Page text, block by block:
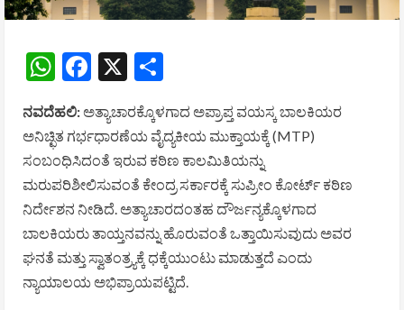
WhatsApp
Facebook
X
ನವದೆಹಲಿ: ಅತ್ಯಾಚಾರಕ್ಕೊಳಗಾದ ಅಪ್ರಾಪ್ತ ವಯಸ್ಕ ಬಾಲಕಿಯರ
ಅನಿಚ್ಛಿತ ಗರ್ಭಧಾರಣೆಯ ವೈದ್ಯಕೀಯ ಮುಕ್ತಾಯಕ್ಕೆ (MTP)
ಸಂಬಂಧಿಸಿದಂತೆ ಇರುವ ಕಠಿಣ ಕಾಲಮಿತಿಯನ್ನು
ಮರುಪರಿಶೀಲಿಸುವಂತೆ ಕೇಂದ್ರ ಸರ್ಕಾರಕ್ಕೆ ಸುಪ್ರೀಂ ಕೋರ್ಟ್ ಕಠಿಣ
ನಿರ್ದೇಶನ ನೀಡಿದೆ. ಅತ್ಯಾಚಾರದಂತಹ ದೌರ್ಜನ್ಯಕ್ಕೊಳಗಾದ
ಬಾಲಕಿಯರು ತಾಯ್ತನವನ್ನು ಹೊರುವಂತೆ ಒತ್ತಾಯಿಸುವುದು ಅವರ
ಘನತೆ ಮತ್ತು ಸ್ವಾತಂತ್ರ್ಯಕ್ಕೆ ಧಕ್ಕೆಯುಂಟು ಮಾಡುತ್ತದೆ ಎಂದು
ನ್ಯಾಯಾಲಯ ಅಭಿಪ್ರಾಯಪಟ್ಟಿದೆ.